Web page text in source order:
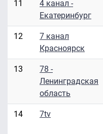
11
4 канал -
Екатеринбург
12
7 канал
Красноярск
13
78 -
Ленинградская
область
14 7tv